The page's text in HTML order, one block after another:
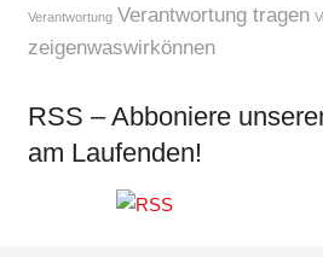
Verantwortung Verantwortung tragen
zeigenwaswirkönnen
RSS – Abboniere
am Laufenden!